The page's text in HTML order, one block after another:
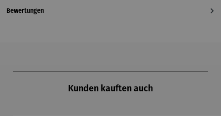
Bewertungen
Kunden kauften auch